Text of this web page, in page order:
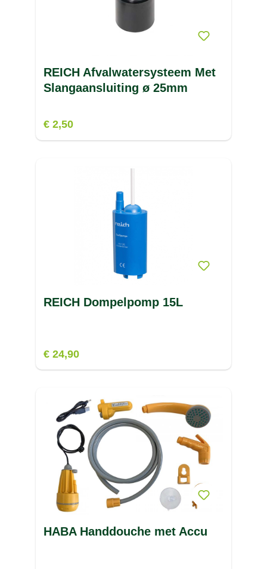
REICH Afvalwatersysteem Met
Slangaansluiting ø 25mm
€ 2,50
REICH Dompelpomp 15L
€ 24,90
HABA Handdouche met Accu